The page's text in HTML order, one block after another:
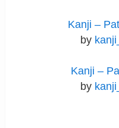
Kanji –
by
Kanji –
by